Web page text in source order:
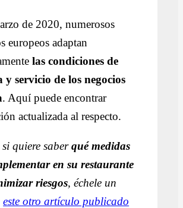
de 2020, numerosos
europeos adaptan
las condiciones de
y servicio de los negocios
. Aquí puede encontrar
actualizada al respecto.
si quiere saberqué medidas
en su restaurante
riesgos, échele un
este otro artículo publicado